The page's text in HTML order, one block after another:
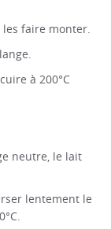
faire monter.
à 200°C
neutre, le lait
lentement le